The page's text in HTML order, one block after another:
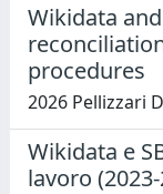
Wikidata
procedures
2026 Pellizzari
Wikidata e
lavoro